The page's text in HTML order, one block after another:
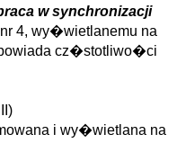
w synchronizacji
4, wy�wietlanemu na
cz�stotliwo�ci
i wy�wietlana na